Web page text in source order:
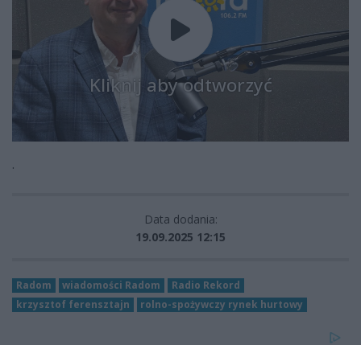
Kliknij aby odtworzyć
.
Data dodania:
19.09.2025 12:15
Radom wiadomości Radom
Radio Rekord
krzysztof ferensztajn
rolno-spożywczy rynek hurtowy